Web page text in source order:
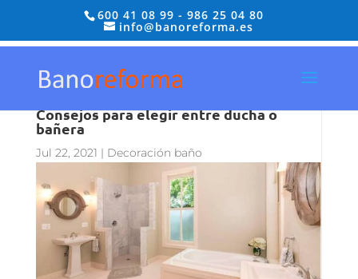
600 41 08 99 - 986 25 04 80
info@banoreforma.es
Consejos para elegir entre ducha o
bañera
Jul 22, 2021 | Decoración baño